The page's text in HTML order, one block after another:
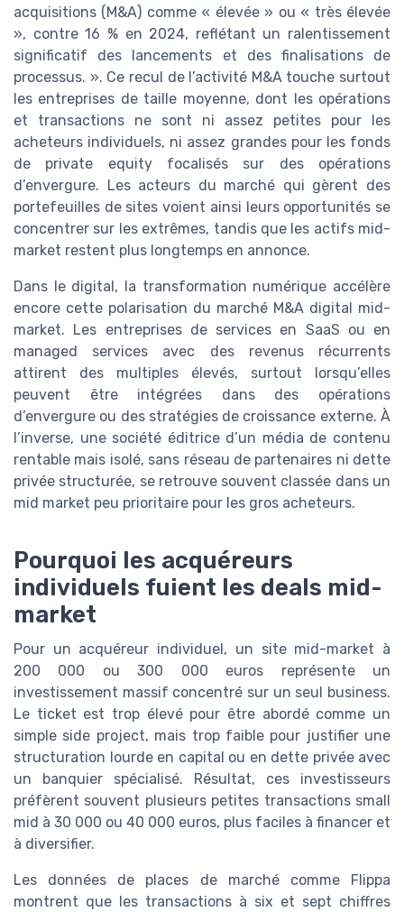
acquisitions (M&A) comme « élevée » ou « très élevée
», contre 16 % en 2024, reflétant un ralentissement
significatif des lancements et des finalisations de
processus. ». Ce recul de l’activité M&A touche surtout
les entreprises de taille moyenne, dont les opérations
et transactions ne sont ni assez petites pour les
acheteurs individuels, ni assez grandes pour les fonds
de private equity focalisés sur des opérations
d’envergure. Les acteurs du marché qui gèrent des
portefeuilles de sites voient ainsi leurs opportunités se
concentrer sur les extrêmes, tandis que les actifs mid-
market restent plus longtemps en annonce.
Dans le digital, la transformation numérique accélère
encore cette polarisation du marché M&A digital mid-
market. Les entreprises de services en SaaS ou en
managed services avec des revenus récurrents
attirent des multiples élevés, surtout lorsqu’elles
peuvent être intégrées dans des opérations
d’envergure ou des stratégies de croissance externe. À
l’inverse, une société éditrice d’un média de contenu
rentable mais isolé, sans réseau de partenaires ni dette
privée structurée, se retrouve souvent classée dans un
mid market peu prioritaire pour les gros acheteurs.
Pourquoi les acquéreurs
individuels fuient les deals mid-
market
Pour un acquéreur individuel, un site mid-market à
200 000 ou 300 000 euros représente un
investissement massif concentré sur un seul business.
Le ticket est trop élevé pour être abordé comme un
simple side project, mais trop faible pour justifier une
structuration lourde en capital ou en dette privée avec
un banquier spécialisé. Résultat, ces investisseurs
préfèrent souvent plusieurs petites transactions small
mid à 30 000 ou 40 000 euros, plus faciles à financer et
à diversifier.
Les données de places de marché comme Flippa
montrent que les transactions à six et sept chiffres